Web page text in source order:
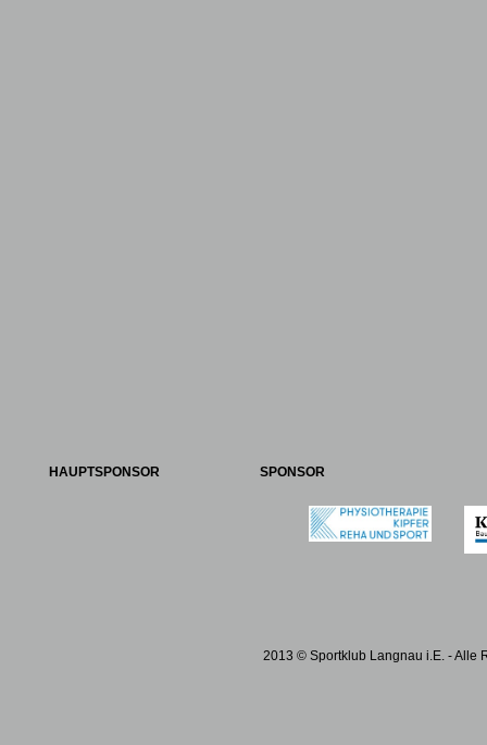
HAUPTSPONSOR SPONSOR
2013 © Sportklub Langnau i.E. - Alle